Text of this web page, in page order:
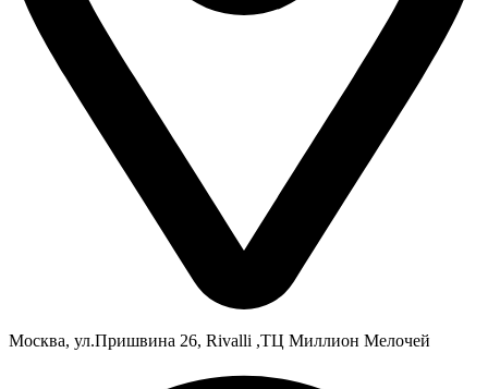
Москва, ул.Пришвина 26, Rivalli ,ТЦ Миллион Мелочей